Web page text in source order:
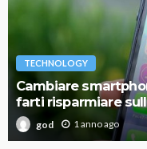
TECHNOLOGY
Cambiare
farti risparmiare
god 1 anno ago